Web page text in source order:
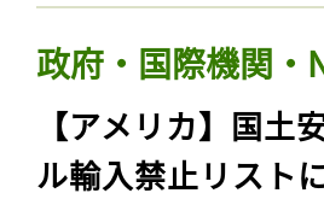
政府・国際機関・
【アメリカ】国土
ル輸入禁止リスト